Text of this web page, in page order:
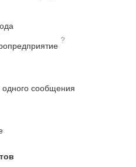
?
сообщения